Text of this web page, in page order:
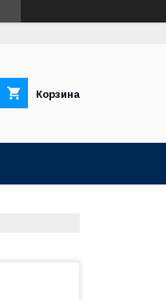
Корзина